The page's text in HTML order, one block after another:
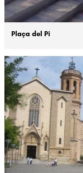
Plaça del Pi